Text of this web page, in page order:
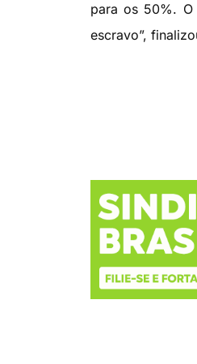
para os 50%. O
escravo”,